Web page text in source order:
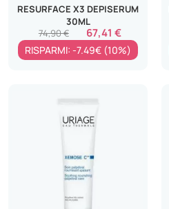
RESURFACE X3 DEPISERUM
30ML
67,41 €
74,90 €
RISPARMI: -7.49€ (10%)